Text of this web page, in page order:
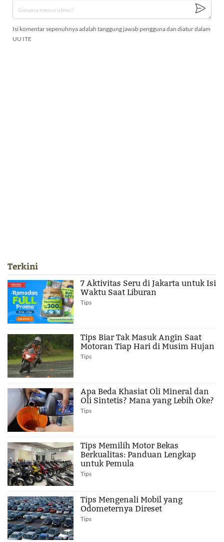
Isi komentar sepenuhnya adalah tanggung jawab pengguna dan diatur dalam
UU ITE
Terkini
7 Aktivitas Seru di Jakarta untuk Isi
Waktu Saat Liburan
Tips
Tips Biar Tak Masuk Angin Saat
Motoran Tiap Hari di Musim Hujan
Tips
Apa Beda Khasiat Oli Mineral dan
Oli Sintetis? Mana yang Lebih Oke?
Tips
Tips Memilih Motor Bekas
Berkualitas: Panduan Lengkap
untuk Pemula
Tips
Tips Mengenali Mobil yang
Odometernya Direset
Tips